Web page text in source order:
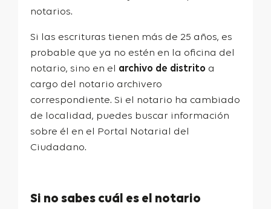
notarios.
Si las escrituras tienen más de 25 años, es
probable que ya no estén en la oficina del
notario, sino en el archivo de distrito a
cargo del notario archivero
correspondiente. Si el notario ha cambiado
de localidad, puedes buscar información
sobre él en el Portal Notarial del
Ciudadano.
Si no sabes cuál es el notario